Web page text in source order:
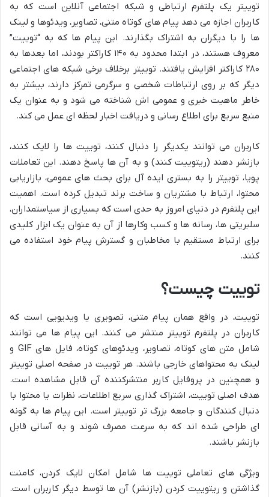
توییتر یک پلتفرم ارتباطی و شبکه اجتماعی آنلاین است که به
کاربران اجازه می دهد پیام های کوتاه متنی، تصاویر، ویدئوها و لینک
ها را با دیگران به اشتراک بگذارند. این پیام ها که به “توییت”
معروف هستند، در ابتدا محدود به ۱۴۰ کاراکتر بودند، اما بعدها به
۲۸۰ کاراکتر افزایش یافتند. توییتر برخلاف برخی شبکه های اجتماعی
دیگر که بر روی ارتباطات شخصی و سرگرمی تمرکز دارند، بیشتر به
خاطر ماهیت خبری و عمومی اش شناخته می شود و به عنوان یک
منبع سریع برای اطلاع رسانی و دریافت اخبار لحظه ای عمل می کند.
کاربران می توانند یکدیگر را دنبال کنند، توییت ها را لایک کنند،
بازنشر دهند (ریتوییت کنند) و به آن ها پاسخ دهند. این تعاملات
پویا، توییتر را به بستری ایده آل برای بحث های عمومی، بازاریابی
محتوا، ارتباط با مشتریان و ساخت برند تبدیل کرده است. اهمیت
این پلتفرم در دنیای امروز به حدی است که بسیاری از سیاستمداران،
سلبریتی ها، رسانه ها و کسب وکارها از آن به عنوان یک ابزار کلیدی
برای ارتباط مستقیم با مخاطبان و گسترش پیام خود استفاده می
کنند.
توییت چیست؟
توییت، در واقع همان پیام متنی، تصویری یا ویدیویی است که
کاربران در پلتفرم توییتر منتشر می کنند. این پیام ها می توانند
شامل متن های کوتاه، تصاویر، ویدئوهای کوتاه، فایل های GIF و
لینک به محتواهای خارجی باشند. هر توییت در صفحه اصلی توییتر
و همچنین در پروفایل کاربر منتشرکننده آن قابل مشاهده است.
هدف اصلی توییت، اشتراک گذاری سریع اطلاعات، نظرات یا محتوا با
دنبال کنندگان و جامعه بزرگ تر توییتر است. این پیام ها به گونه
ای طراحی شده اند که به سرعت مصرف شوند و به آسانی قابل
بازنشر باشند.
ویژگی های تعاملی توییت ها شامل امکان لایک کردن، کامنت
گذاشتن و ریتوییت کردن (بازنشر) آن ها توسط دیگر کاربران است.